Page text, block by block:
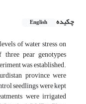
چکیده
English
of water stress on
pear genotypes
was established.
province were
seedlings were kept
were irrigated